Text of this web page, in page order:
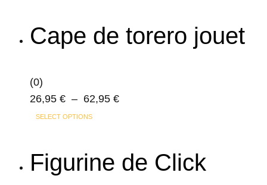
plusieurs
peuvent
sur
la
Cape de torero jouet
(0)
26,95 € – 62,95 €Plage
à
SELECT OPTIONSCe
plusieurs
Figurine de Click